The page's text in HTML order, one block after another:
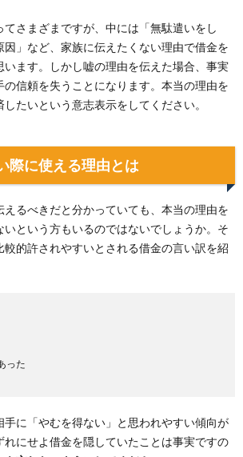
さまざまですが、中には「無駄遣いをし
因」など、家族に伝えたくない理由で借金を
います。しかし嘘の理由を伝えた場合、事実
信頼を失うことになります。本当の理由を
たいという意志表示をしてください。
際に使える理由とは
るべきだと分かっていても、本当の理由を
いという方もいるのではないでしょうか。そ
的許されやすいとされる借金の言い訳を紹
った
手に「やむを得ない」と思われやすい傾向が
れにせよ借金を隠していたことは事実ですの